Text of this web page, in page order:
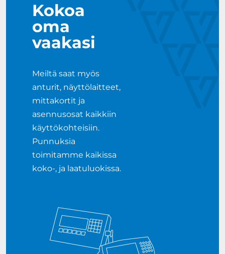
Kokoa
oma
vaakasi
Meiltä saat myös
anturit, näyttölaitteet,
mittakortit ja
asennusosat kaikkiin
käyttökohteisiin.
Punnuksia
toimitamme kaikissa
koko-, ja laatuluokissa.